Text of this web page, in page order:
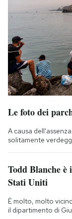
Le foto dei
A causa
solitamente
Todd Blanche è
Stati Uniti
È molto, molto
il dipartimento di